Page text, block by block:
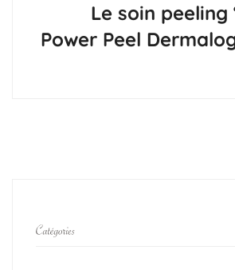
Le soin peeling
Power Peel